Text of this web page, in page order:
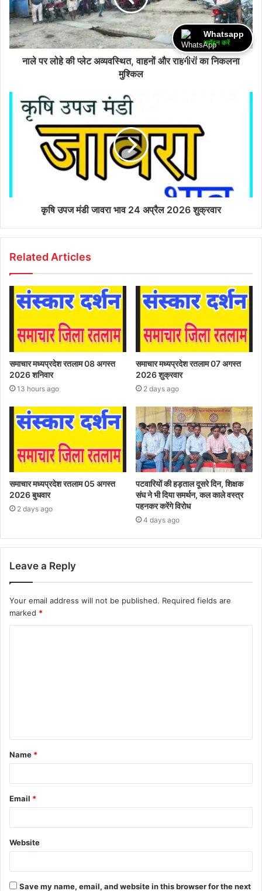
नाले पर लोहे की प्लेट अव्यवस्थित, वाहनों और राहगीरों का निकलना
मुश्किल
कृषि उपज मंडी जावरा भाव 24 अप्रैल 2026 शुक्रवार
Related Articles
समाचार मध्यप्रदेश रतलाम 08 अगस्त
2026 शनिवार
13 hours ago
समाचार मध्यप्रदेश रतलाम 07 अगस्त
2026 शुक्रवार
2 days ago
समाचार मध्यप्रदेश रतलाम 05 अगस्त
2026 बुधवार
2 days ago
पटवारियों की हड़ताल दूसरे दिन, शिक्षक
संघ ने भी दिया समर्थन, कल काले वस्त्र
पहनकर करेंगे विरोध
4 days ago
Leave a Reply
Your email address will not be published. Required fields are
marked *
Name *
Email *
Website
Save my name, email, and website in this browser for the next
Whatsapp
ज्वॉइन करें